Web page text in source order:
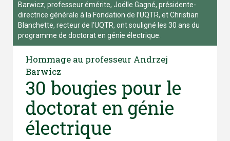
Barwicz, professeur émérite, Joëlle Gagné, présidente-
directrice générale à la Fondation de l’UQTR, et Christian
Blanchette, recteur de l’UQTR, ont souligné les 30 ans du
programme de doctorat en génie électrique.
Hommage au professeur Andrzej
Barwicz
30 bougies pour le
doctorat en génie
électrique